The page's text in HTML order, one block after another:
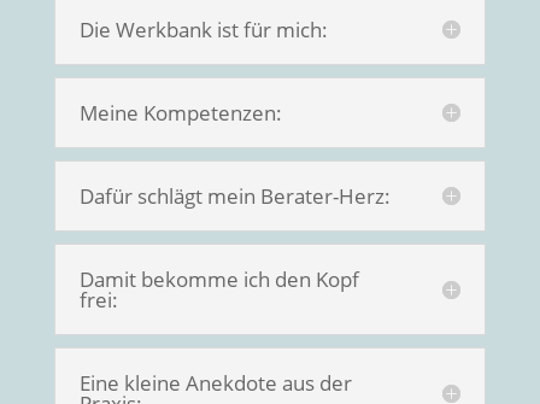
Die Werkbank ist für mich:
Meine Kompetenzen:
Dafür schlägt mein Berater-Herz:
Damit bekomme ich den Kopf
frei:
Eine kleine Anekdote aus der